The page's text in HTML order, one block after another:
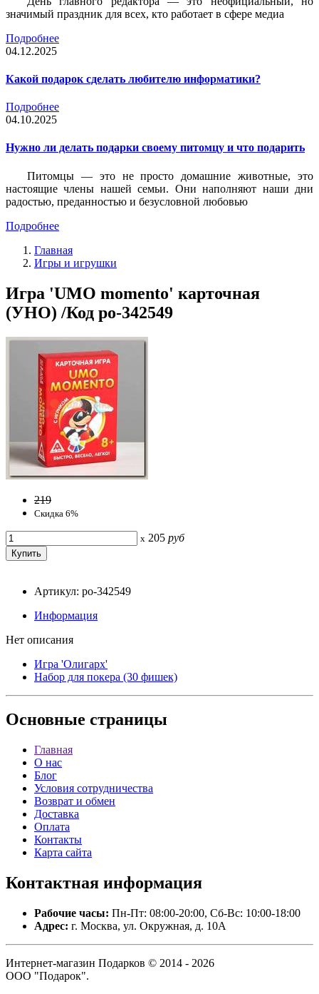
значимый праздник для всех, кто работает в сфере медиа
Подробнее
04.12.2025
Какой подарок сделать любителю информатики?
Подробнее
04.10.2025
Нужно ли делать подарки своему питомцу и что подарить
Питомцы — это не просто домашние животные, это
настоящие члены нашей семьи. Они наполняют наши дни
радостью, преданностью и безусловной любовью
Подробнее
Главная
Игры и игрушки
Игра 'UMO momento' карточная
(УНО) /Код po-342549
219
Скидка 6%
x 205 руб
Артикул: po-342549
Информация
Нет описания
Игра 'Олигарх'
Набор для покера (30 фишек)
Основные страницы
Главная
О нас
Блог
Условия сотрудничества
Возврат и обмен
Доставка
Оплата
Контакты
Карта сайта
Контактная информация
Рабочие часы: Пн-Пт: 08:00-20:00, Сб-Вс: 10:00-18:00
Адрес: г. Москва, ул. Окружная, д. 10А
Интернет-магазин Подарков © 2014 - 2026
ООО "Подарок".